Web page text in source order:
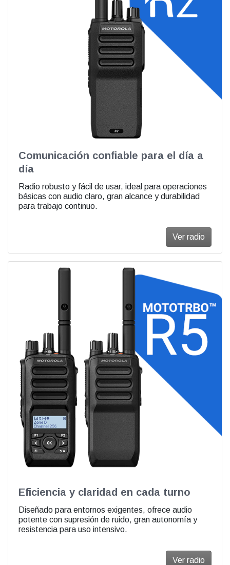
Comunicación confiable para el día a
día
Radio robusto y fácil de usar, ideal para operaciones
básicas con audio claro, gran alcance y durabilidad
para trabajo continuo.
Ver radio
Eficiencia y claridad en cada turno
Diseñado para entornos exigentes, ofrece audio
potente con supresión de ruido, gran autonomía y
resistencia para uso intensivo.
Ver radio